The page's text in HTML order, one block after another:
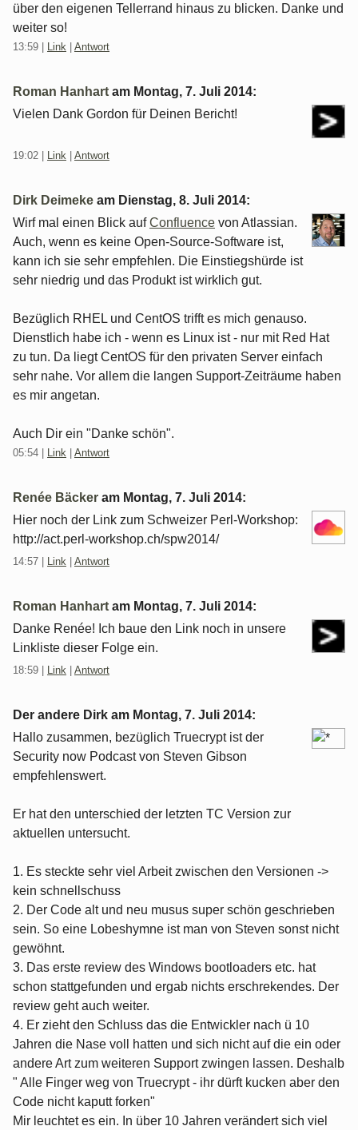
über den eigenen Tellerrand hinaus zu blicken. Danke und
weiter so!
13:59 Link Antwort
Roman Hanhart am Montag, 7. Juli 2014:
Vielen Dank Gordon für Deinen Bericht!
19:02 Link Antwort
Dirk Deimeke am Dienstag, 8. Juli 2014:
Wirf mal einen Blick aufConfluence von Atlassian.
Auch, wenn es keine Open-Source-Software ist,
kann ich sie sehr empfehlen. Die Einstiegshürde ist
sehr niedrig und das Produkt ist wirklich gut.
Bezüglich RHEL und CentOS trifft es mich genauso.
Dienstlich habe ich - wenn es Linux ist - nur mit Red Hat
zu tun. Da liegt CentOS für den privaten Server einfach
sehr nahe. Vor allem die langen Support-Zeiträume haben
es mir angetan.
Auch Dir ein "Danke schön".
05:54 Link Antwort
Renée Bäcker am Montag, 7. Juli 2014:
Hier noch der Link zum Schweizer Perl-Workshop:
http://act.perl-workshop.ch/spw2014/
14:57 Link Antwort
Roman Hanhart am Montag, 7. Juli 2014:
Danke Renée! Ich baue den Link noch in unsere
Linkliste dieser Folge ein.
18:59 Link Antwort
Der andere Dirk am Montag, 7. Juli 2014:
Hallo zusammen, bezüglich Truecrypt ist der
Security now Podcast von Steven Gibson
empfehlenswert.
Er hat den unterschied der letzten TC Version zur
aktuellen untersucht.
1. Es steckte sehr viel Arbeit zwischen den Versionen ->
kein schnellschuss
2. Der Code alt und neu musus super schön geschrieben
sein. So eine Lobeshymne ist man von Steven sonst nicht
gewöhnt.
3. Das erste review des Windows bootloaders etc. hat
schon stattgefunden und ergab nichts erschrekendes. Der
review geht auch weiter.
4. Er zieht den Schluss das die Entwickler nach ü 10
Jahren die Nase voll hatten und sich nicht auf die ein oder
andere Art zum weiteren Support zwingen lassen. Deshalb
" Alle Finger weg von Truecrypt - ihr dürft kucken aber den
Code nicht kaputt forken"
Mir leuchtet es ein. In über 10 Jahren verändert sich viel